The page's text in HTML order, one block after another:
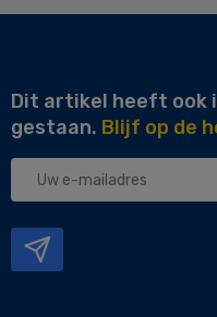
Dit artikel heeft ook
gestaan. Blijf op de
Uw